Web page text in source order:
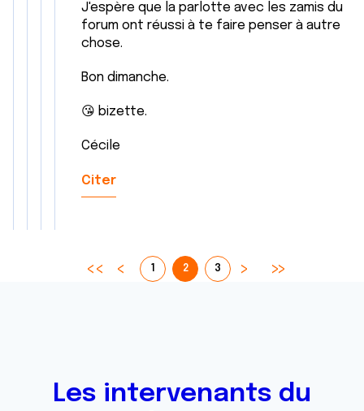
J'espère que la parlotte avec les zamis du
forum ont réussi à te faire penser à autre
chose.
Bon dimanche.
😘 bizette.
Cécile
Citer
1 2 3
Les intervenants du